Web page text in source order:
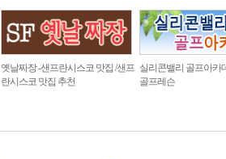
옛날짜장 -샌프란시스코 맛집 /샌프
란시스코 맛집 추천
실리콘밸리 골프아카
골프레슨